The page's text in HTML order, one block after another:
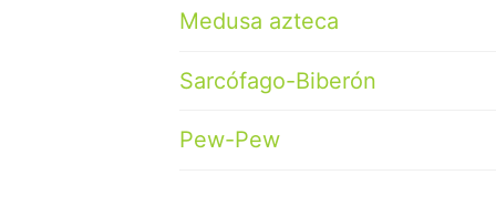
Medusa azteca
Sarcófago-Biberón
Pew-Pew